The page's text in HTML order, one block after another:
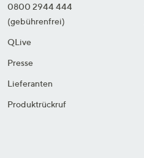
0800 2944 444
(gebührenfrei)
QLive
Presse
Lieferanten
Produktrückruf